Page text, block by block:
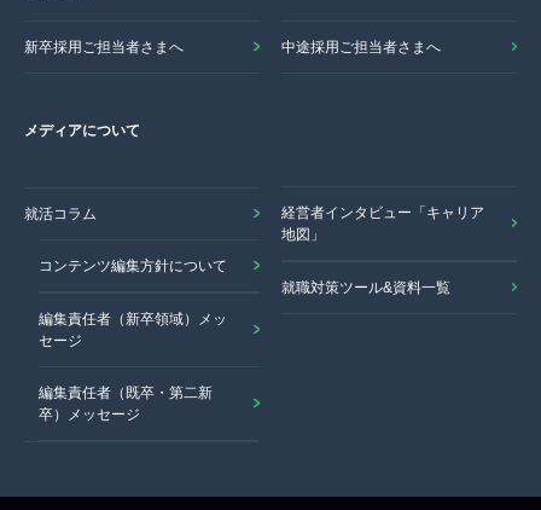
新卒採用ご担当者さまへ 中途採用ご担当者さまへ
メディアについて
就活コラム
コンテンツ編集方針について
編集責任者（新卒領域）メッ
セージ
編集責任者（既卒・第二新
卒）メッセージ
経営者インタビュー「キャリア
地図」
就職対策ツール&資料一覧